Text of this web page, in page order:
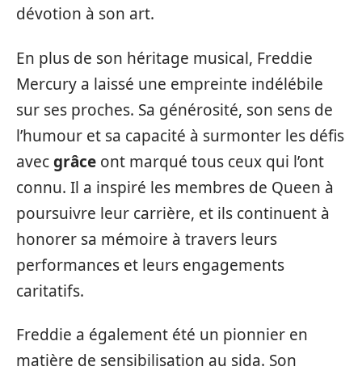
dévotion à son art.
En plus de son héritage musical, Freddie
Mercury a laissé une empreinte indélébile
sur ses proches. Sa générosité, son sens de
l’humour et sa capacité à surmonter les défis
avecgrâce ont marqué tous ceux qui l’ont
connu. Il a inspiré les membres de Queen à
poursuivre leur carrière, et ils continuent à
honorer sa mémoire à travers leurs
performances et leurs engagements
caritatifs.
Freddie a également été un pionnier en
matière de sensibilisation au sida. Son